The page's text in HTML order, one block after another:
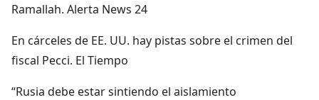
Ramallah. Alerta News 24
En cárceles de EE. UU. hay pistas sobre el crimen del
fiscal Pecci. El Tiempo
“Rusia debe estar sintiendo el aislamiento